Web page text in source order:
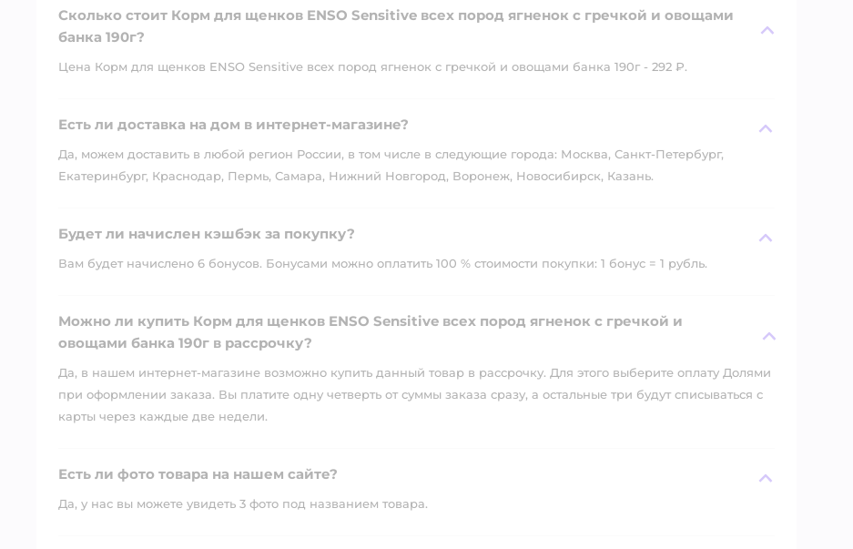
Сколько стоит Корм для щенков ENSO Sensitive всех пород ягненок с гречкой и овощами
банка 190г?
Цена Корм для щенков ENSO Sensitive всех пород ягненок с гречкой и овощами банка 190г - 292 ₽.
Есть ли доставка на дом в интернет-магазине?
Да, можем доставить в любой регион России, в том числе в следующие города: Москва, Санкт-Петербург,
Екатеринбург, Краснодар, Пермь, Самара, Нижний Новгород, Воронеж, Новосибирск, Казань.
Будет ли начислен кэшбэк за покупку?
Вам будет начислено 6 бонусов. Бонусами можно оплатить 100 % стоимости покупки: 1 бонус = 1 рубль.
Можно ли купить Корм для щенков ENSO Sensitive всех пород ягненок с гречкой и
овощами банка 190г в рассрочку?
Да, в нашем интернет-магазине возможно купить данный товар в рассрочку. Для этого выберите оплату Долями
при оформлении заказа. Вы платите одну четверть от суммы заказа сразу, а остальные три будут списываться с
карты через каждые две недели.
Есть ли фото товара на нашем сайте?
Да, у нас вы можете увидеть 3 фото под названием товара.